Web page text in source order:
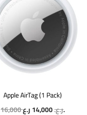
Apple AirTag (1 Pack)
16,000
ر.ع.14,000
ر.ع.